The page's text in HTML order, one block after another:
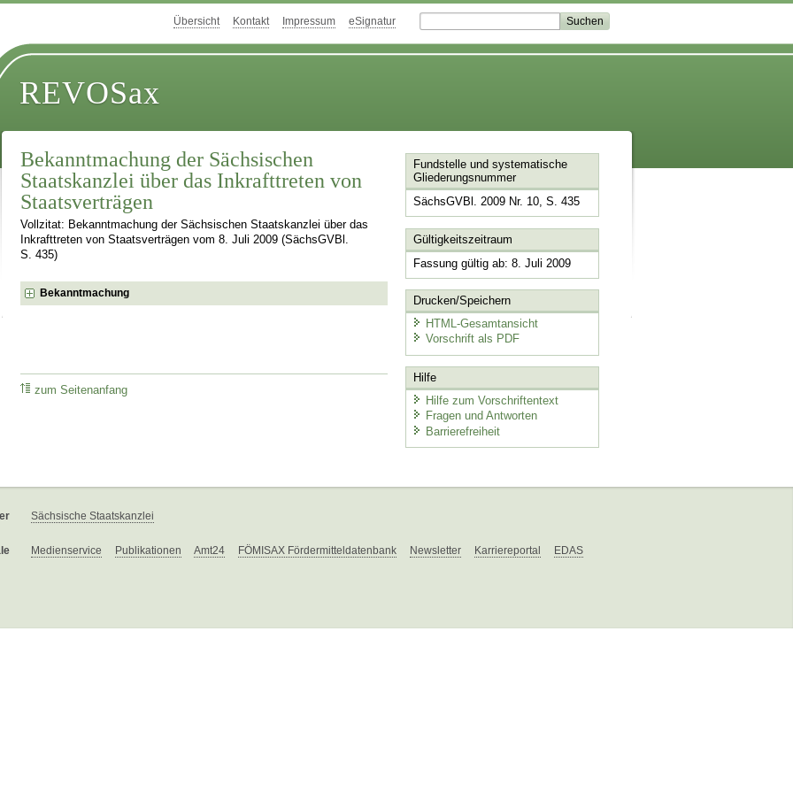
Übersicht Kontakt Impressum eSignatur
REVOSax
Bekanntmachung der Sächsischen
Staatskanzlei über das Inkrafttreten von
Staatsverträgen
Vollzitat: Bekanntmachung der Sächsischen Staatskanzlei über das
Inkrafttreten von Staatsverträgen vom 8. Juli 2009 (SächsGVBl.
S. 435)
Bekanntmachung
zum Seitenanfang
Fundstelle und systematische
Gliederungsnummer
SächsGVBl. 2009 Nr. 10, S. 435
Gültigkeitszeitraum
Fassung gültig ab: 8. Juli 2009
Drucken/Speichern
HTML-Gesamtansicht
Vorschrift als PDF
Hilfe
Hilfe zum Vorschriftentext
Fragen und Antworten
Barrierefreiheit
Sächsische Staatskanzlei
Medienservice Publikationen Amt24 FÖMISAX Fördermitteldatenbank Newsletter Karriereportal EDAS